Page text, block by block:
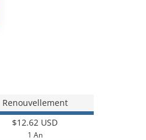
Renouvellement
$12.62 USD
1 An